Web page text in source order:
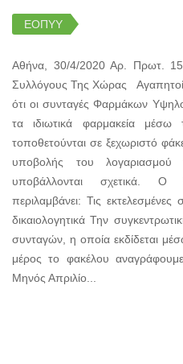
ΕΟΠΥΥ
Αθήνα, 30/4/2020 Αρ. Πρωτ.
Συλλόγους Της Χώρας
ότι οι συνταγές Φαρμάκων
τα ιδιωτικά φαρμακεία
τοποθετούνται σε ξεχωριστό
υποβολής του
υποβάλλονται σχετικά. Ο
περιλαμβάνει: Τις
δικαιολογητικά Την
συνταγών, η οποία εκδίδεται
μέρος το φακέλου
Μηνός Απριλίο...